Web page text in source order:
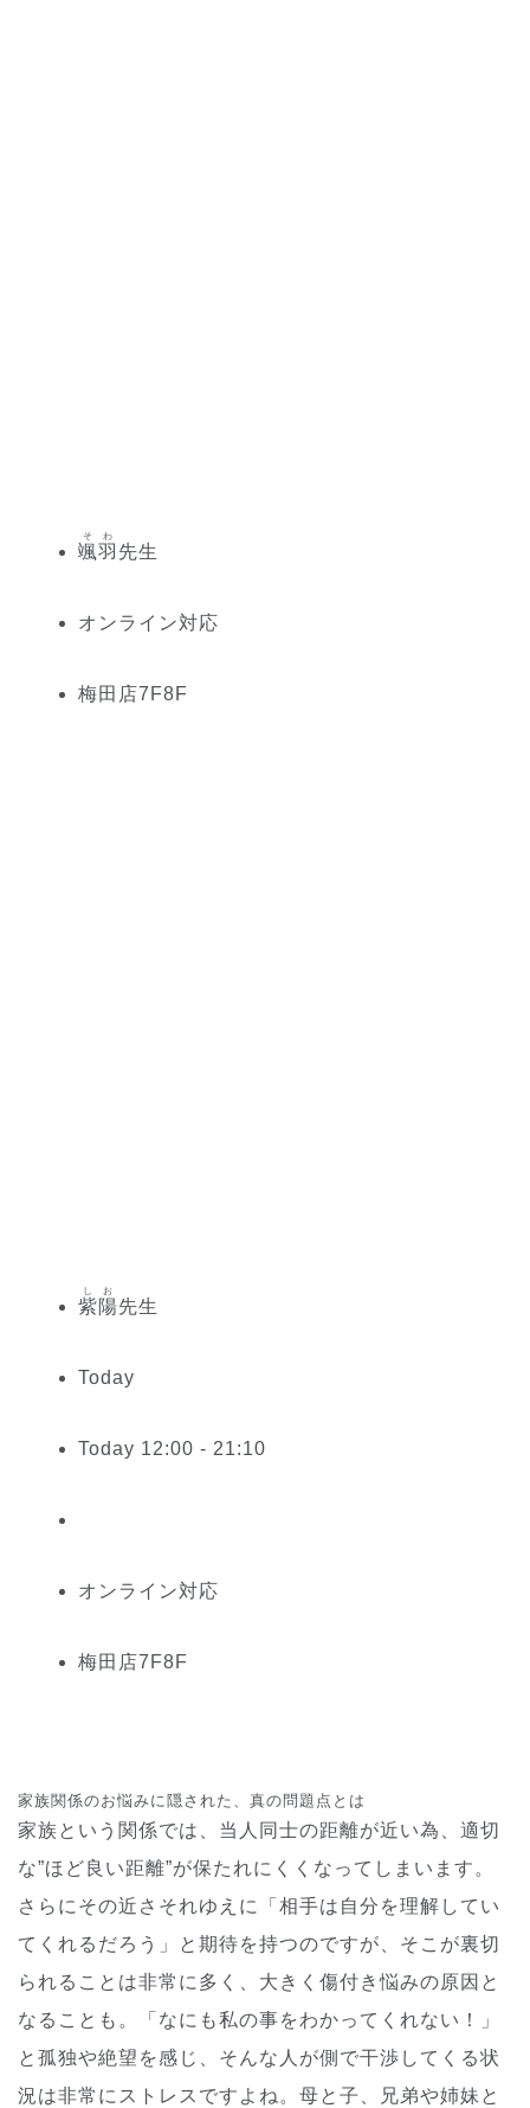
颯羽
そわ
先生
オンライン対応
梅田 店7 F8F
紫陽
しお
先生
Today
Today 12:00 - 21:10
オンライン対応
梅田 店7 F8F
家族関係のお悩みに隠された、真の問題点とは
家族という関係では、当人同士の距離が近い為、適切
な”ほど良い距離”が保たれにくくなってしまいます。
さらにその近さそれゆえに「相手は自分を理解してい
てくれるだろう」と期待を持つのですが、そこが裏切
られることは非常に多く、大きく傷付き悩みの原因と
なることも。「なにも私の事をわかってくれない！」
と孤独や絶望を感じ、そんな人が側で干渉してくる状
況は非常にストレスですよね。母と子、兄弟や姉妹と